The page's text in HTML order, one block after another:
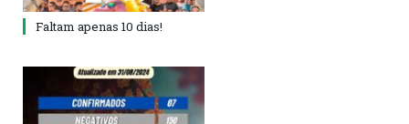
Faltam apenas 10 dias!